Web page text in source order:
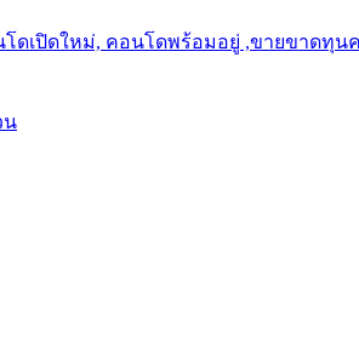
ดเปิดใหม่, คอนโดพร้อมอยู่ ,ขายขาดทุ
น